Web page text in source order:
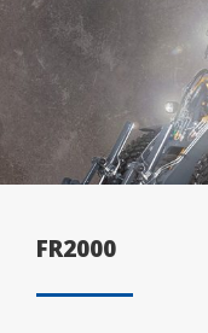
FR2000